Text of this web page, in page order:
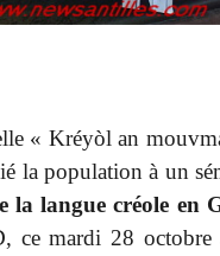
« Kréyòl an
la population à un
la langue créole en
ce mardi 28 octobre